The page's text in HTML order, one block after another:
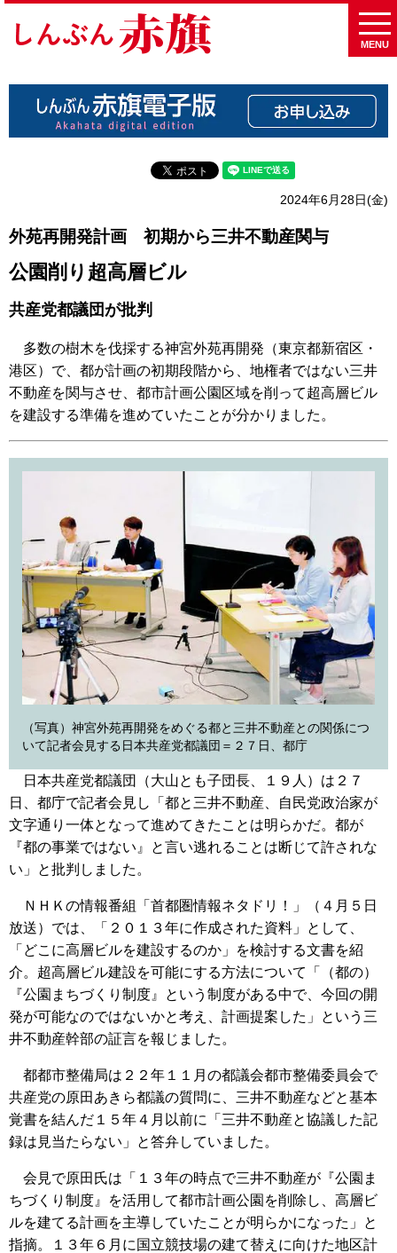
MENU
2024年6月28日(金)
外苑再開発計画 初期から三井不動産関与
公園削り超高層ビル
共産党都議団が批判
多数の樹木を伐採する神宮外苑再開発（東京都新宿区・
港区）で、都が計画の初期段階から、地権者ではない三井
不動産を関与させ、都市計画公園区域を削って超高層ビル
を建設する準備を進めていたことが分かりました。
（写真）神宮外苑再開発をめぐる都と三井不動産との関係につ
いて記者会見する日本共産党都議団＝２７日、都庁
日本共産党都議団（大山とも子団長、１９人）は２７
日、都庁で記者会見し「都と三井不動産、自民党政治家が
文字通り一体となって進めてきたことは明らかだ。都が
『都の事業ではない』と言い逃れることは断じて許されな
い」と批判しました。
ＮＨＫの情報番組「首都圏情報ネタドリ！」（４月５日
放送）では、「２０１３年に作成された資料」として、
「どこに高層ビルを建設するのか」を検討する文書を紹
介。超高層ビル建設を可能にする方法について「（都の）
『公園まちづくり制度』という制度がある中で、今回の開
発が可能なのではないかと考え、計画提案した」という三
井不動産幹部の証言を報じました。
都都市整備局は２２年１１月の都議会都市整備委員会で
共産党の原田あきら都議の質問に、三井不動産などと基本
覚書を結んだ１５年４月以前に「三井不動産と協議した記
録は見当たらない」と答弁していました。
会見で原田氏は「１３年の時点で三井不動産が『公園ま
ちづくり制度』を活用して都市計画公園を削除し、高層ビ
ルを建てる計画を主導していたことが明らかになった」と
指摘。１３年６月に国立競技場の建て替えに向けた地区計